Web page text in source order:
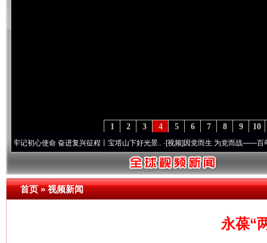
10
9
8
7
6
5
4
3
2
1
使命 奋进复兴征程丨宝塔山下好光景..·[视频]因党而生 为党而战——百年“纪”事⑧
首页»视频新闻
永葆“